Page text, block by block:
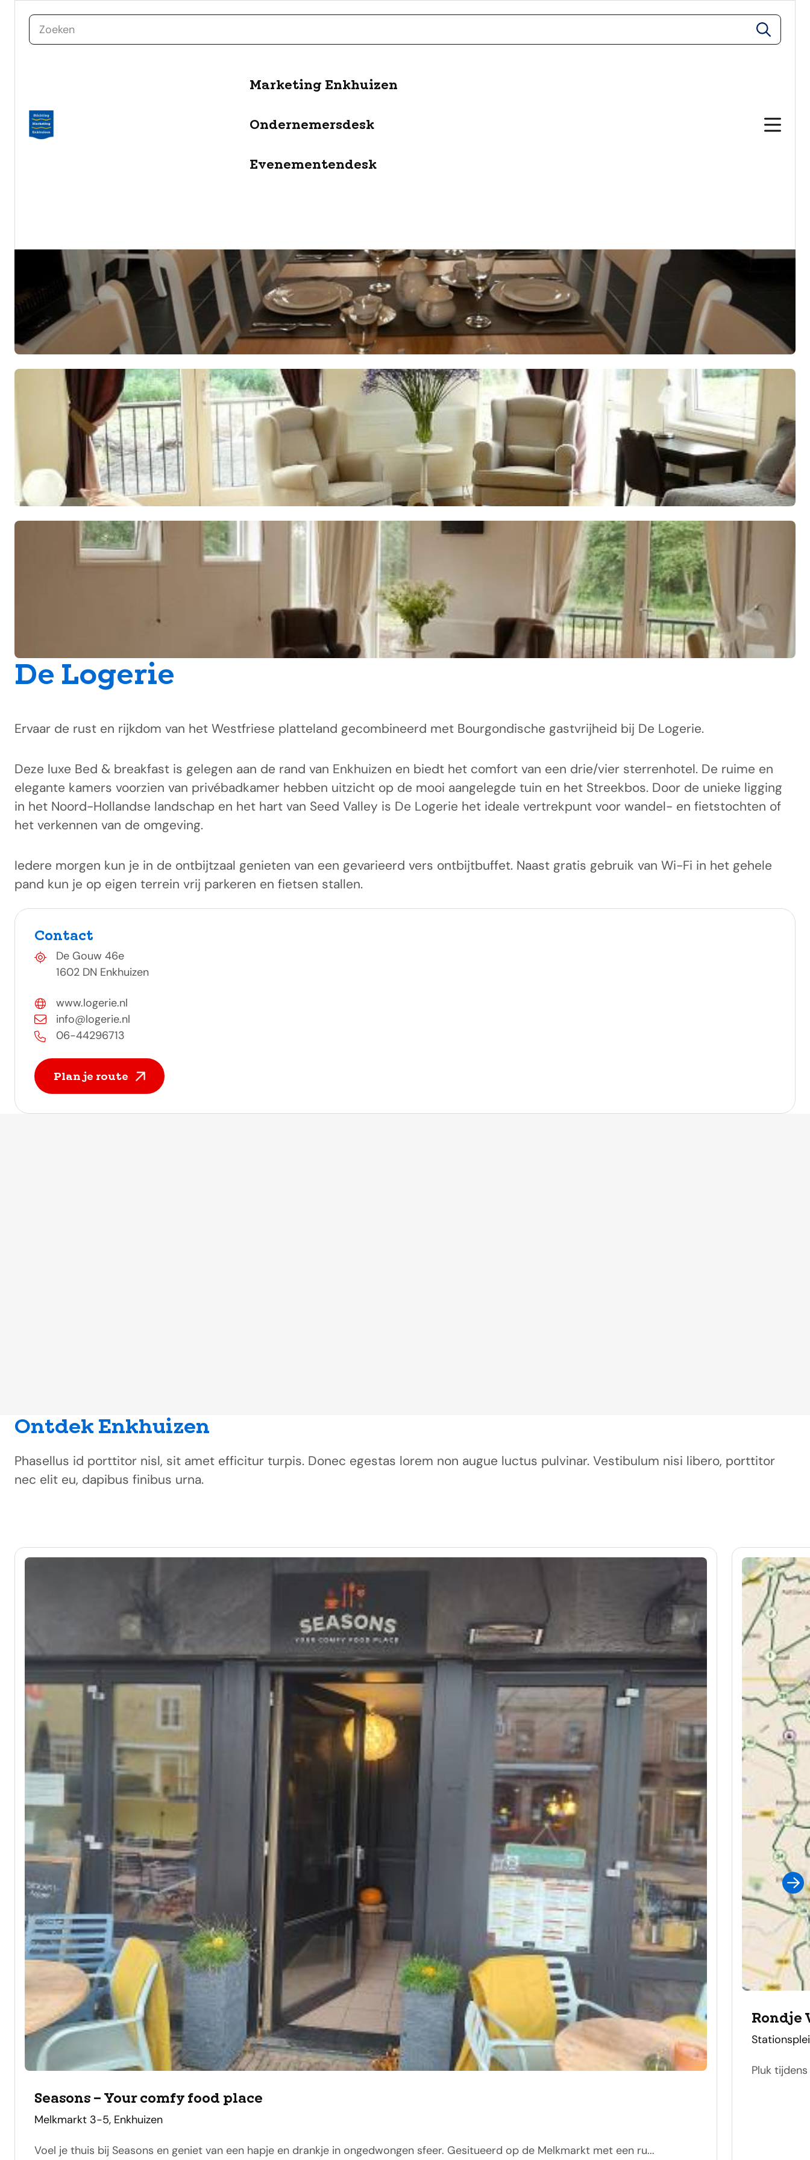
Marketing Enkhuizen
Ondernemersdesk
Evenementendesk
zoeken
zoeken
De Logerie
Ervaar de rust en rijkdom van het Westfriese platteland gecombineerd met Bourgondische gastvrijheid bij De Logerie.
Deze luxe Bed & breakfast is gelegen aan de rand van Enkhuizen en biedt het comfort van een drie/vier sterrenhotel. De ruime en
elegante kamers voorzien van privébadkamer hebben uitzicht op de mooi aangelegde tuin en het Streekbos. Door de unieke ligging
in het Noord-Hollandse landschap en het hart van Seed Valley is De Logerie het ideale vertrekpunt voor wandel- en fietstochten of
het verkennen van de omgeving.
Iedere morgen kun je in de ontbijtzaal genieten van een gevarieerd vers ontbijtbuffet. Naast gratis gebruik van Wi-Fi in het gehele
pand kun je op eigen terrein vrij parkeren en fietsen stallen.
Contact
De Gouw 46e
1602 DN Enkhuizen
www.logerie.nl
info@logerie.nl
06-44296713
Plan je route
Ontdek Enkhuizen
Phasellus id porttitor nisl, sit amet efficitur turpis. Donec egestas lorem non augue luctus pulvinar. Vestibulum nisi libero, porttitor
nec elit eu, dapibus finibus urna.
Seasons – Your comfy food place
adres
Melkmarkt 3-5, Enkhuizen
Voel je thuis bij Seasons en geniet van een hapje en drankje in ongedwongen sfeer. Gesitueerd op de Melkmarkt met een ru...
Rondje
adres
Pluk